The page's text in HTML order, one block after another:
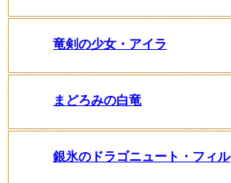
竜剣の少女・アイラ
まどろみの白竜
銀氷のドラゴニュート・フィル